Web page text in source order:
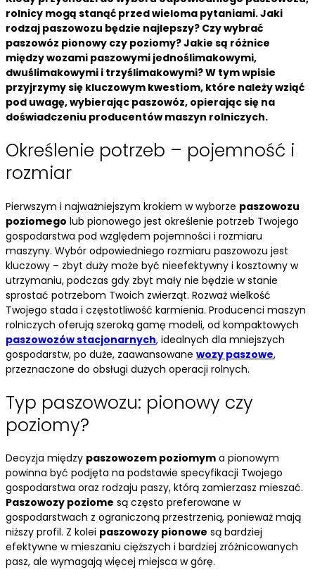
rolnicy mogą stanąć przed wieloma pytaniami. Jaki
rodzaj paszowozu będzie najlepszy? Czy wybrać
paszowóz pionowy czy poziomy? Jakie są różnice
między wozami paszowymi jednoślimakowymi,
dwuślimakowymi i trzyślimakowymi? W tym wpisie
przyjrzymy się kluczowym kwestiom, które należy wziąć
pod uwagę, wybierając paszowóz, opierając się na
doświadczeniu producentów maszyn rolniczych.
Określenie potrzeb – pojemność i
rozmiar
Pierwszym i najważniejszym krokiem w wyborze paszowozu
poziomego lub pionowego jest określenie potrzeb Twojego
gospodarstwa pod względem pojemności i rozmiaru
maszyny. Wybór odpowiedniego rozmiaru paszowozu jest
kluczowy – zbyt duży może być nieefektywny i kosztowny w
utrzymaniu, podczas gdy zbyt mały nie będzie w stanie
sprostać potrzebom Twoich zwierząt. Rozważ wielkość
Twojego stada i częstotliwość karmienia. Producenci maszyn
rolniczych oferują szeroką gamę modeli, od kompaktowych
paszowozów stacjonarnych, idealnych dla mniejszych
gospodarstw, po duże, zaawansowane wozy paszowe,
przeznaczone do obsługi dużych operacji rolnych.
Typ paszowozu: pionowy czy
poziomy?
Decyzja między paszowozem poziomym a pionowym
powinna być podjęta na podstawie specyfikacji Twojego
gospodarstwa oraz rodzaju paszy, którą zamierzasz mieszać.
Paszowozy poziome są często preferowane w
gospodarstwach z ograniczoną przestrzenią, ponieważ mają
niższy profil. Z kolei paszowozy pionowe są bardziej
efektywne w mieszaniu cięższych i bardziej zróżnicowanych
pasz, ale wymagają więcej miejsca w górę.